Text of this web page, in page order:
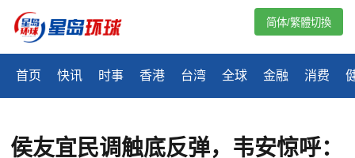
首页 快讯 时事 香港 台湾 全球 金融 消费
简体/繁體切換
侯友宜民调触底反弹，韦安惊呼：